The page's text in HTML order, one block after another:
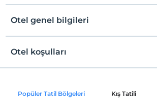
Plaja 500 metre
Kum plaj
Otel genel bilgileri
Ortak alanlar ve tüm odalar
Otel koşulları
Check/in
Check/out
Popüler Tatil Bölgeleri Kış Tatili